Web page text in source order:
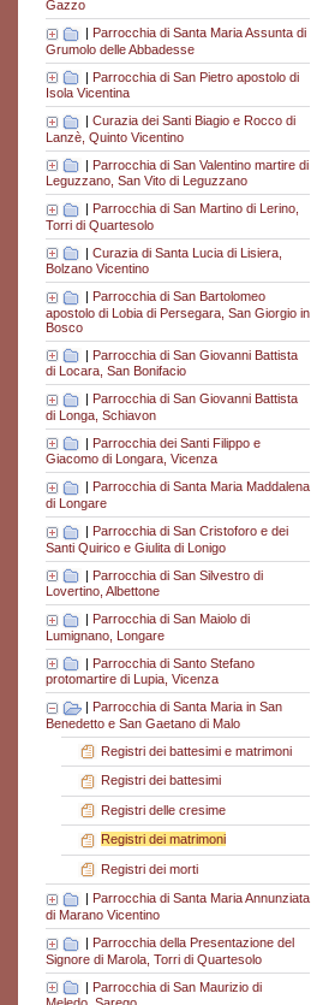
Gazzo
| Parrocchia di Santa Maria Assunta di
Grumolo delle Abbadesse
| Parrocchia di San Pietro apostolo di
Isola Vicentina
| Curazia dei Santi Biagio e Rocco di
Lanzè, Quinto Vicentino
| Parrocchia di San Valentino martire di
Leguzzano, San Vito di Leguzzano
| Parrocchia di San Martino di Lerino,
Torri di Quartesolo
| Curazia di Santa Lucia di Lisiera,
Bolzano Vicentino
Parrocchia di San Bartolomeo
apostolo di Lobia di Persegara, San Giorgio in
Bosco
| Parrocchia di San Giovanni Battista
di Locara, San Bonifacio
Parrocchia di San Giovanni Battista
di Longa, Schiavon
| Parrocchia dei Santi Filippo e
Giacomo di Longara, Vicenza
Parrocchia di Santa Maria Maddalena
di Longare
| Parrocchia di San Cristoforo e dei
Santi Quirico e Giulita di Lonigo
| Parrocchia di San Silvestro di
Lovertino, Albettone
| Parrocchia di San Maiolo di
Lumignano, Longare
| Parrocchia di Santo Stefano
protomartire di Lupia, Vicenza
| Parrocchia di Santa Maria in San
Benedetto e San Gaetano di Malo
Registri dei battesimi e matrimoni
Registri dei battesimi
Registri delle cresime
Registri dei matrimoni
Registri dei morti
Parrocchia di Santa Maria Annunziata
di Marano Vicentino
| Parrocchia della Presentazione del
Signore di Marola, Torri di Quartesolo
| Parrocchia di San Maurizio di